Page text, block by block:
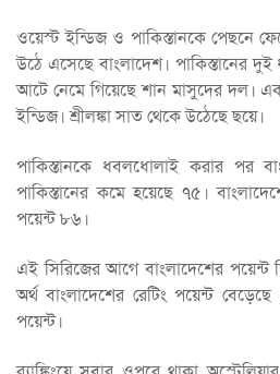
ওয়েস্ট ইন্ডিজ ও পাকিস্তানকে পেছনে
উঠে এসেছে বাংলাদেশ। পাকিস্তানের
আটে নেমে গিয়েছে শান মাসুদের দল।
ইন্ডিজ। শ্রীলঙ্কা সাত থেকে উঠেছে ছয়ে।
পাকিস্তানকে ধবলধোলাই করার পর
পাকিস্তানের কমে হয়েছে ৭৫।
পয়েন্ট ৮৬।
এই সিরিজের আগে বাংলাদেশের পয়েন্ট
অর্থ বাংলাদেশের রেটিং পয়েন্ট বেড়েছে
পয়েন্ট।